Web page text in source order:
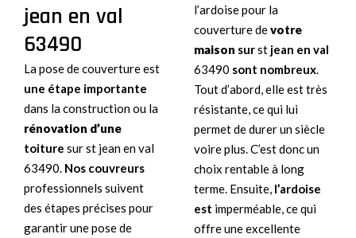
jean en val
63490
La pose de couverture est
une étape importante
dans la construction ou la
rénovation d’une
toiture sur st jean en val
63490. Nos couvreurs
professionnels suivent
des étapes précises pour
garantir une pose de
l’ardoise pour la
couverture devotre
maison surst jean en val
63490 sont nombreux.
Tout d’abord, elle est très
résistante, ce qui lui
permet de durer un siècle
voire plus. C’est donc un
choix rentable à long
terme. Ensuite, l’ardoise
est imperméable, ce qui
offre une excellente